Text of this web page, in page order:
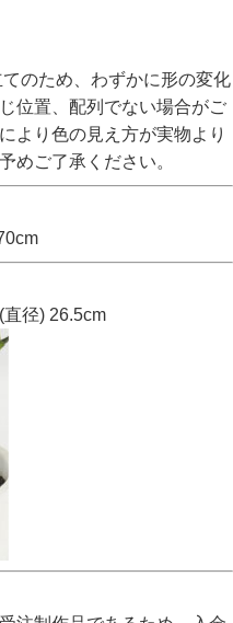
のため、わずかに形の変化
位置、配列でない場合がご
より色の見え方が実物より
めご了承ください。
径) 26.5cm